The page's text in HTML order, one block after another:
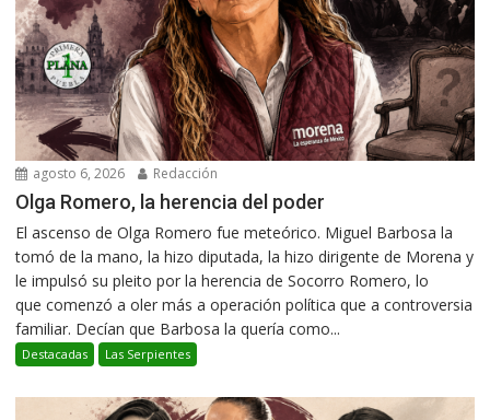
agosto 6, 2026 Redacción
Olga Romero, la herencia del poder
El ascenso de Olga Romero fue meteórico. Miguel Barbosa la
tomó de la mano, la hizo diputada, la hizo dirigente de Morena y
le impulsó su pleito por la herencia de Socorro Romero, lo
que comenzó a oler más a operación política que a controversia
familiar. Decían que Barbosa la quería como...
Destacadas Las Serpientes